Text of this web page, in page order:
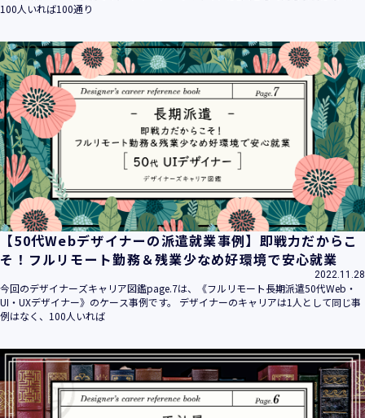
ル 7F
info@y-create.co.jp
電話番号：03-6712-7970（土日休日を除く9:00～18:00）
平成16年 2月 1日
平成21年 3月23日 改訂
平成23年 4月 1日 改訂
平成26年 9月10日 改訂
平成27年 6月24日 改訂
平成28年11月 1日 改訂
平成30年 7月 1日 改訂
令和6年 5月 1日 改訂
令和7年 2月17日 改訂
株式会社ユウクリ（以下「当社」といいます。）が取得する
個人情報とは、個人の識別に係る以下の情報をいいます。
カード情報、ログインID、パスワード、ニックネーム、IPア
ドレス等において、特定の個人を識別できる情報
（他の情報と照合することができ、それにより特定の個人を
識別することができることとなるものを含みます。）
100人いれば100通り
【50代Webデザイナーの派遣就業事例】即戦力だからこ
そ！フルリモート勤務＆残業少なめ好環境で安心就業
2022.11.28
今回のデザイナーズキャリア図鑑page.7は、《フルリモート長期派遣50代Web・
UI・UXデザイナー》のケース事例です。 デザイナーのキャリアは1人として同じ事
例はなく、100人いれば